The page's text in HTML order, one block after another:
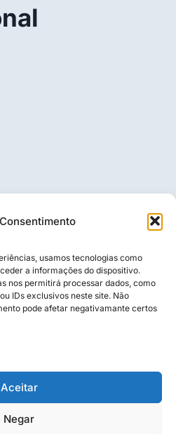
usamos tecnologias como
a informações do dispositivo.
nos permitirá processar dados, como
IDs exclusivos neste site. Não
pode afetar negativamante certos
Aceitar
Negar
deste blogue é puramente
financeiro,
da CMVM. O leitor é
pelas suas decisões
os direitos reservados.